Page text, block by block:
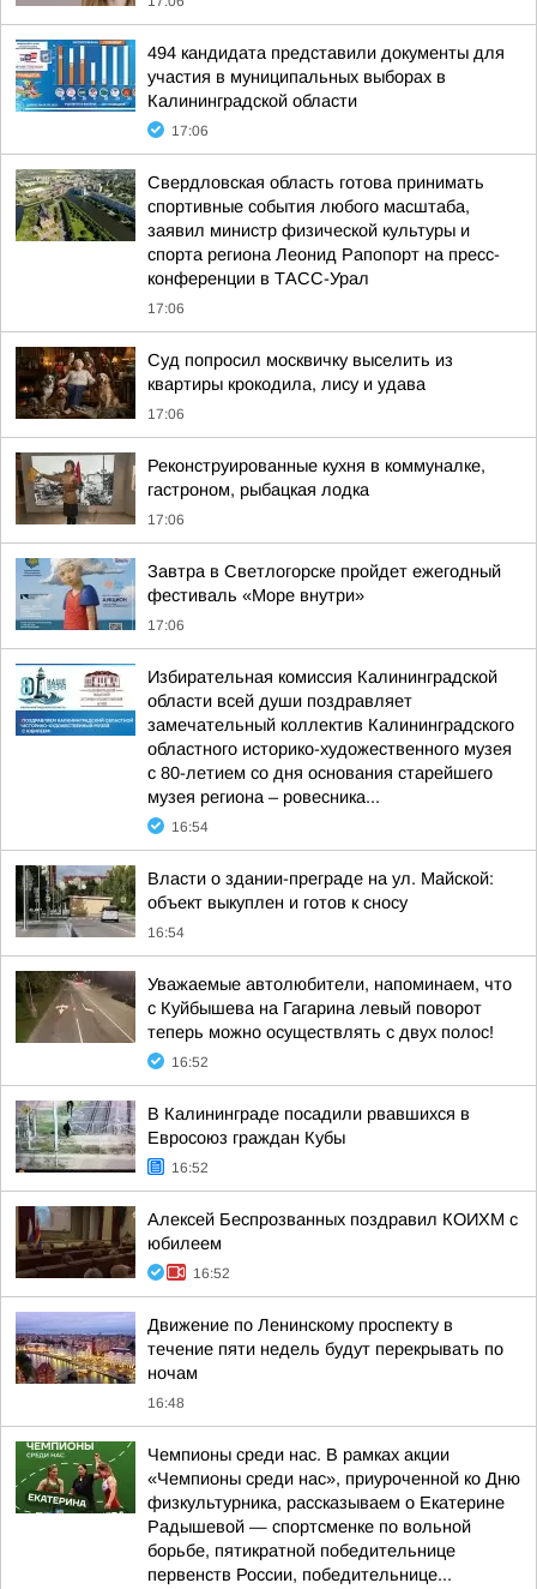
494 кандидата представили документы для
участия в муниципальных выборах в
Калининградской области
17:06
Свердловская область готова принимать
спортивные события любого масштаба,
заявил министр физической культуры и
спорта региона Леонид Рапопорт на пресс-
конференции в ТАСС-Урал
17:06
Суд попросил москвичку выселить из
квартиры крокодила, лису и удава
17:06
Реконструированные кухня в коммуналке,
гастроном, рыбацкая лодка
17:06
Завтра в Светлогорске пройдет ежегодный
фестиваль «Море внутри»
17:06
Избирательная комиссия Калининградской
области всей души поздравляет
замечательный коллектив Калининградского
областного историко-художественного музея
с 80-летием со дня основания старейшего
музея региона – ровесника...
16:54
Власти о здании-преграде на ул. Майской:
объект выкуплен и готов к сносу
16:54
Уважаемые автолюбители, напоминаем, что
с Куйбышева на Гагарина левый поворот
теперь можно осуществлять с двух полос!
16:52
В Калининграде посадили рвавшихся в
Евросоюз граждан Кубы
16:52
Алексей Беспрозванных поздравил КОИХМ с
юбилеем
16:52
Движение по Ленинскому проспекту в
течение пяти недель будут перекрывать по
ночам
16:48
Чемпионы среди нас. В рамках акции
«Чемпионы среди нас», приуроченной ко Дню
физкультурника, рассказываем о Екатерине
Радышевой — спортсменке по вольной
борьбе, пятикратной победительнице
первенств России, победительнице...